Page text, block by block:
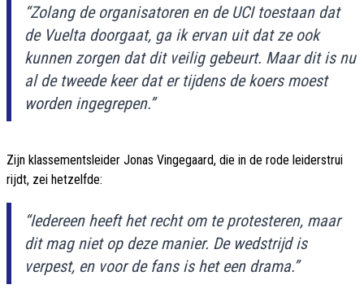
“Zolang de organisatoren en de UCI toestaan dat
de Vuelta doorgaat, ga ik ervan uit dat ze ook
kunnen zorgen dat dit veilig gebeurt. Maar dit is nu
al de tweede keer dat er tijdens de koers moest
worden ingegrepen.”
Zijn klassementsleider Jonas Vingegaard, die in de rode leiderstrui
rijdt, zei hetzelfde:
“Iedereen heeft het recht om te protesteren, maar
dit mag niet op deze manier. De wedstrijd is
verpest, en voor de fans is het een drama.”